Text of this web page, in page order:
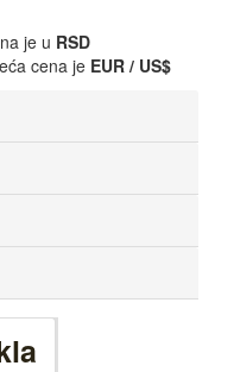
je u RSD
cena je EUR / US$